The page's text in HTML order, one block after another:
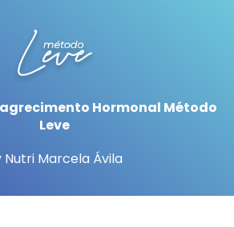
Hormonal Método
Leve
Nutri Marcela Ávila